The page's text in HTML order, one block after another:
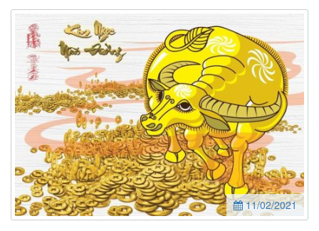
11/02/2021